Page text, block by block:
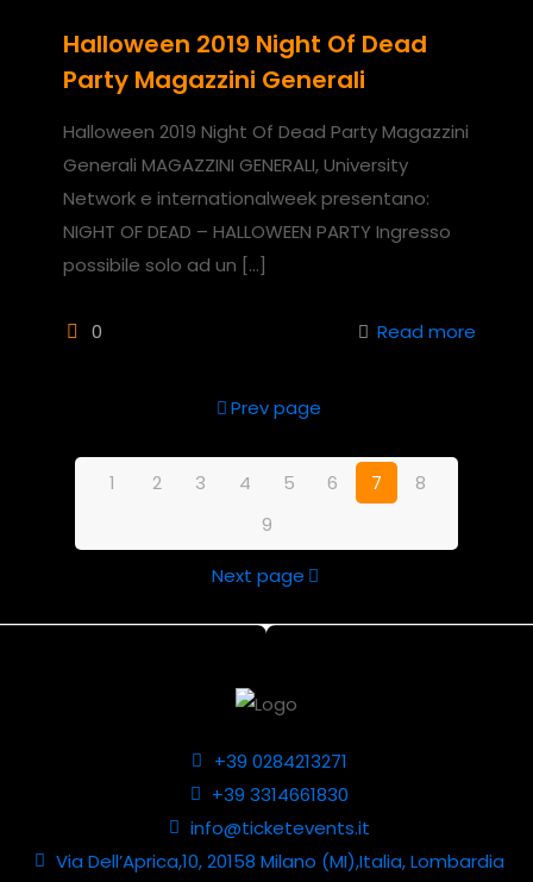
Halloween 2019 Night Of Dead
Party Magazzini Generali
Halloween 2019 Night Of Dead Party Magazzini
Generali MAGAZZINI GENERALI, University
Network e internationalweek presentano:
NIGHT OF DEAD – HALLOWEEN PARTY Ingresso
possibile solo ad un […]
0 Read more
Prev page
1 2 3 4 5 6 7
8
9
Next page
+39 0284213271
+39 3314661830
info@ticketevents.it
Via Dell’Aprica,10, 20158 Milano (MI),Italia, Lombardia